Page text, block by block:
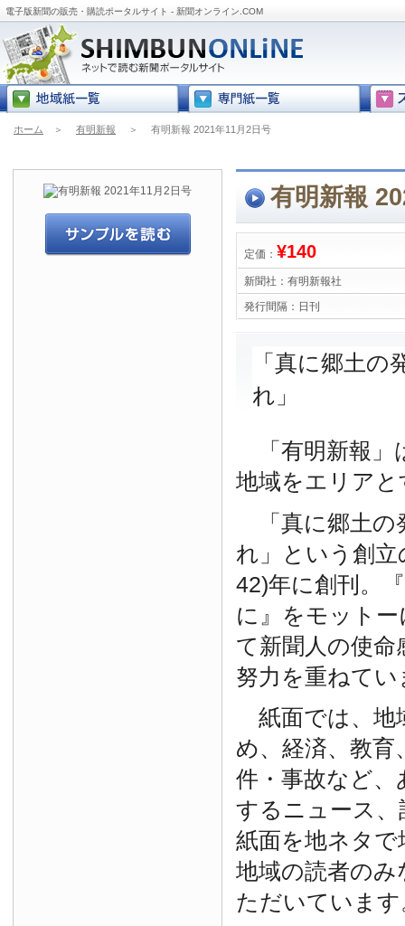
電子版新聞の販売・購読ポータルサイト - 新聞オンライン.COM
ホーム ＞ 有明新報 ＞ 有明新報 2021年11月2日号
有明新報
定価： ¥140
新聞社： 有明新報社
発行間隔： 日刊
「真に郷土の
れ」
「有明新報」
地域をエリア
「真に郷土の
れ」という創
42)年に創刊。
に』をモット
て新聞人の使命
努力を重ねてい
紙面では、地
め、経済、教育
件・事故など
するニュース
紙面を地ネタ
地域の読者の
ただいています